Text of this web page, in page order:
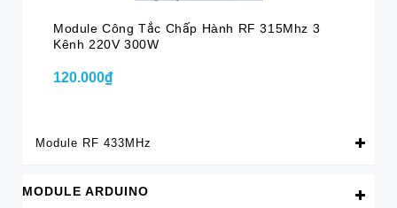
Module Công Tắc Chấp Hành RF 315Mhz 3
Kênh 220V 300W
120.000₫
Module RF 433MHz
MODULE ARDUINO